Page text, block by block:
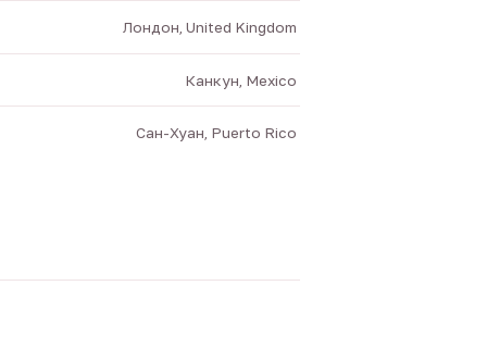
Лондон, United Kingdom
Канкун, Mexico
Сан-Хуан, Puerto Rico